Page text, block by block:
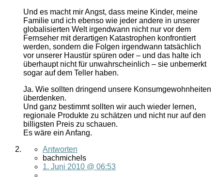
Und es macht mir Angst, dass meine Kinder, meine
Familie und ich ebenso wie jeder andere in unserer
globalisierten Welt irgendwann nicht nur vor dem
Fernseher mit derartigen Katastrophen konfrontiert
werden, sondern die Folgen irgendwann tatsächlich
vor unserer Haustür spüren oder – und das halte ich
überhaupt nicht für unwahrscheinlich – sie unbemerkt
sogar auf dem Teller haben.
Ja. Wie sollten dringend unsere Konsumgewohnheiten
überdenken.
Und ganz bestimmt sollten wir auch wieder lernen,
regionale Produkte zu schätzen und nicht nur auf den
billigsten Preis zu schauen.
Es wäre ein Anfang.
Antworten
bachmichels
1. Juni 2010 @ 06:53